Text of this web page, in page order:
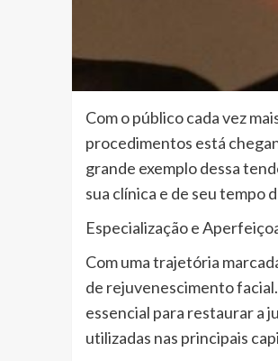
Com o público cada vez
procedimentos está
grande exemplo dessa
sua clínica e de seu tempo
Especialização e
Com uma trajetória
de rejuvenescimento
essencial para restaurar a
utilizadas nas principais